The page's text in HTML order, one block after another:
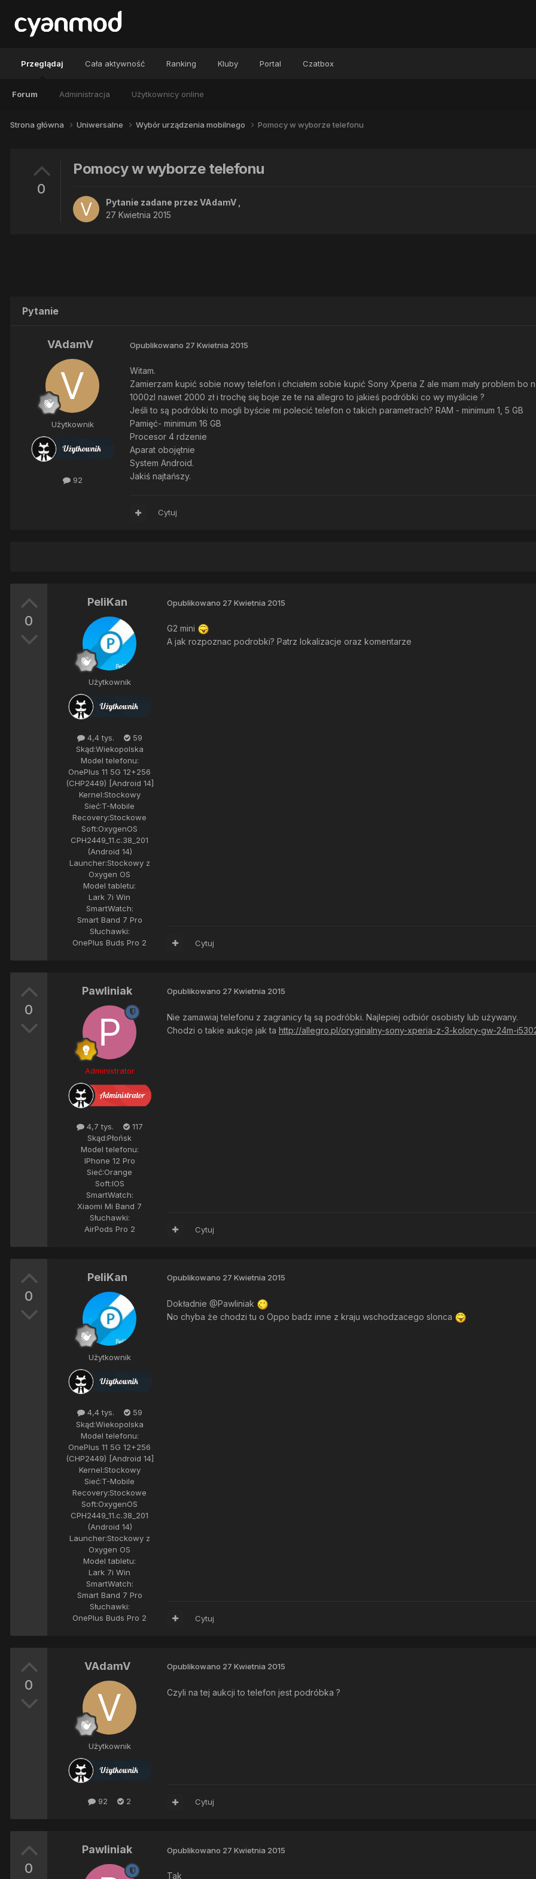
Przeglądaj
Forum Administracja Użytkownicy online
Cała aktywność Ranking Kluby Portal Czatbox
Strona główna Uniwersalne Wybór urządzenia mobilnego Pomocy w wyborze telefonu
0
Pomocy w wyborze telefonu
Pytanie zadane przez VAdamV
27 Kwietnia 2015
Pytanie
VAdamV
Użytkownik
92
Opublikowano 27 Kwietnia 2015
Witam.
Zamierzam kupić sobie nowy telefon i chciałem sobie kupić Sony Xperia Z ale mam mały problem
1000zl nawet 2000 zł i trochę się boje ze te na allegro to jakieś podróbki co wy myślicie ?
Jeśli to są podróbki to mogli byście mi polecić telefon o takich parametrach? RAM - minimum 1, 5 GB
Pamięć- minimum 16 GB
Procesor 4 rdzenie
Aparat obojętnie
System Android.
Jakiś najtańszy.
Cytuj
0
PeliKan
Użytkownik
4,4 tys.
59
Skąd:Wiekopolska
Model telefonu:
OnePlus 11 5G 12+256
(CHP2449) [Android 14]
Kernel:Stockowy
Sieć:T-Mobile
Recovery:Stockowe
Soft:OxygenOS
CPH2449_11.c.38_201
(Android 14)
Launcher:Stockowy z
Oxygen OS
Model tabletu:
Lark 7i Win
SmartWatch:
Smart Band 7 Pro
Słuchawki:
OnePlus Buds Pro 2
Opublikowano 27 Kwietnia 2015
G2 mini
A jak rozpoznac podrobki? Patrz lokalizacje oraz komentarze
Cytuj
0
Pawliniak
Administrator
4,7 tys.
117
Skąd:Płońsk
Model telefonu:
IPhone 12 Pro
Sieć:Orange
Soft:IOS
SmartWatch:
Xiaomi Mi Band 7
Słuchawki:
AirPods Pro 2
Opublikowano 27 Kwietnia 2015
Nie zamawiaj telefonu z zagranicy tą są podróbki. Najlepiej odbiór osobisty lub używany.
Chodzi o takie aukcje jak ta http://allegro.pl/oryginalny-sony-xperia-z-3-kolory-gw-24m-
Cytuj
0
PeliKan
Użytkownik
4,4 tys.
59
Skąd:Wiekopolska
Model telefonu:
OnePlus 11 5G 12+256
(CHP2449) [Android 14]
Kernel:Stockowy
Sieć:T-Mobile
Recovery:Stockowe
Soft:OxygenOS
CPH2449_11.c.38_201
(Android 14)
Launcher:Stockowy z
Oxygen OS
Model tabletu:
Lark 7i Win
SmartWatch:
Smart Band 7 Pro
Słuchawki:
OnePlus Buds Pro 2
Opublikowano 27 Kwietnia 2015
Dokładnie @Pawliniak
No chyba że chodzi tu o Oppo badz inne z kraju wschodzacego slonca
Cytuj
0
VAdamV
Użytkownik
92 2
Opublikowano 27 Kwietnia 2015
Czyli na tej aukcji to telefon jest podróbka ?
Cytuj
0
Pawliniak Opublikowano 27 Kwietnia 2015
Tak